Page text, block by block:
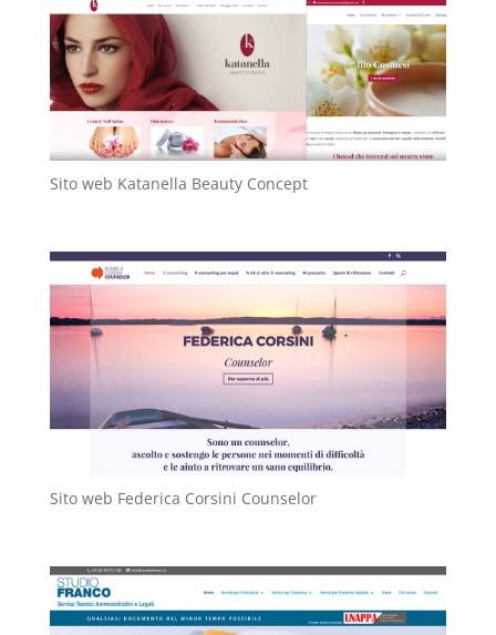
Sito web Katanella Beauty Concept
Sito web Federica Corsini Counselor